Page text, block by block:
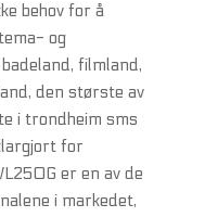
behov for å
og
filmland,
den største av
i trondheim sms
for
er en av de
i markedet,